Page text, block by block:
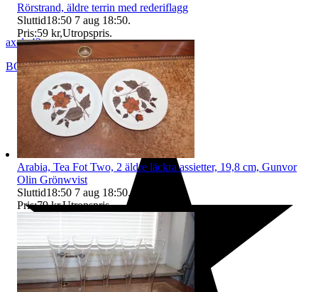
axel_42
BORÅS,Sverige
Rörstrand, äldre terrin med rederiflagg
Sluttid18:50 7 aug 18:50.
Pris:59 kr,Utropspris.
Arabia, Tea Fot Two, 2 äldre läckra assietter, 19,8 cm, Gunvor
Olin Grönwvist
Sluttid18:50 7 aug 18:50.
Pris:79 kr,Utropspris.